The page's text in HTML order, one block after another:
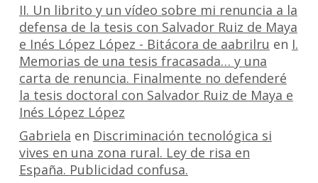
II. Un librito y un vídeo sobre mi renuncia a la
defensa de la tesis con Salvador Ruiz de Maya
e Inés López López - Bitácora de aabrilru en I.
Memorias de una tesis fracasada… y una
carta de renuncia. Finalmente no defenderé
la tesis doctoral con Salvador Ruiz de Maya e
Inés López López
Gabriela en Discriminación tecnológica si
vives en una zona rural. Ley de risa en
España. Publicidad confusa.